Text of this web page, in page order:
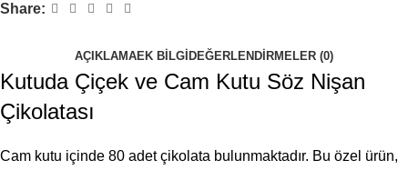
Share:
AÇIKLAMAEK BILGI DEĞERLENDIRMELER (0)
Kutuda Çiçek ve Cam Kutu Söz Nişan
Çikolatası
Cam kutu içinde 80 adet çikolata bulunmaktadır. Bu özel ürün,